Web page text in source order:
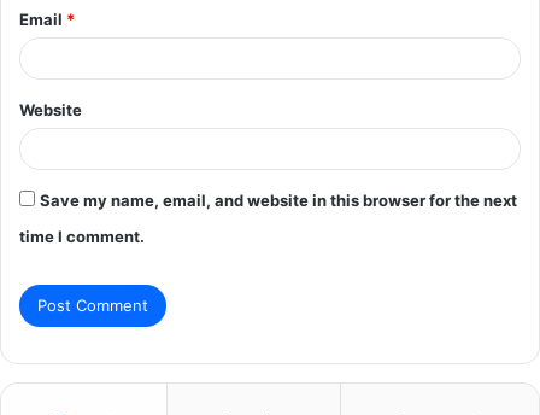
Email *
Website
Save my name, email, and website in this browser for the next
time I comment.